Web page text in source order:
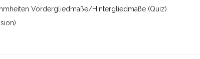
Vordergliedmaße/Hintergliedmaße (Quiz)